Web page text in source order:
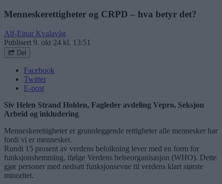
Menneskerettigheter og CRPD – hva betyr det?
Alf-Einar Kvalavåg
Publisert 9. okt 24 kl. 13:51
Del
Facebook
Twitter
E-post
Siv Helen Strand Holden, Fagleder avdeling Vepro, Seksjon
Arbeid og inkludering
Menneskerettigheter er grunnleggende rettigheter alle mennesker har
fordi vi er mennesker.
Rundt 15 prosent av verdens befolkning lever med en form for
funksjonshemming, ifølge Verdens helseorganisasjon (WHO). Dette
gjør personer med nedsatt funksjonsevne til verdens klart største
minoritet.